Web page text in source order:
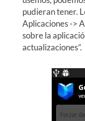
pudieran tener.
Aplicaciones ->
sobre la
actualizaciones”.